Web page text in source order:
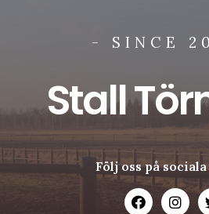
- SINCE
Stall
Följ oss på